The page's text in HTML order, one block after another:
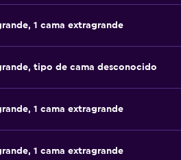
1 cama extragrande
tipo de cama desconocido
1 cama extragrande
1 cama extragrande